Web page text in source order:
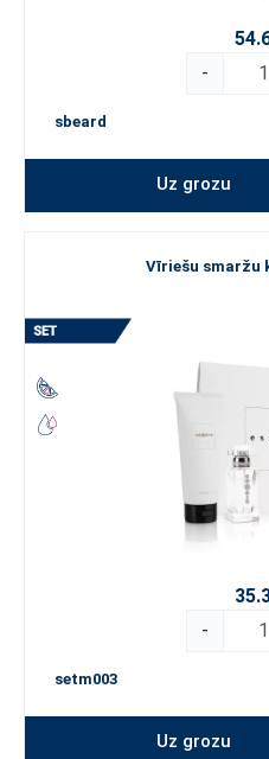
-
sbeard
Uz grozu
Vīriešu smaržu
-
setm003
Uz grozu